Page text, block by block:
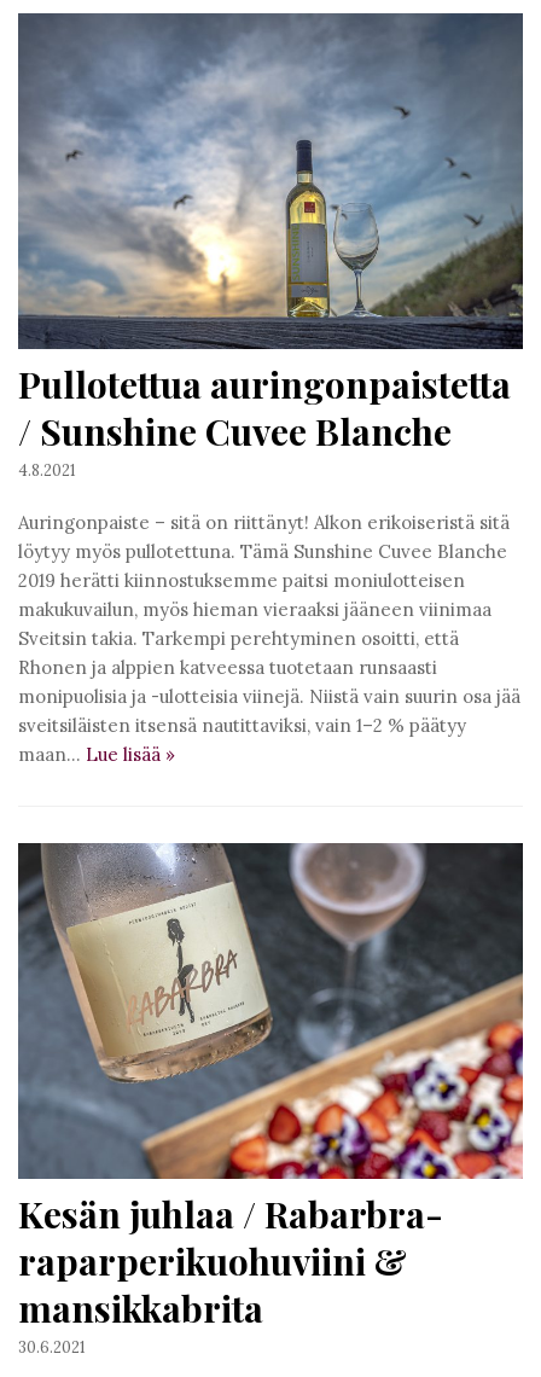
Pullotettua auringonpaistetta
/ Sunshine Cuvee Blanche
4.8.2021
Auringonpaiste – sitä on riittänyt! Alkon erikoiseristä sitä
löytyy myös pullotettuna. Tämä Sunshine Cuvee Blanche
2019 herätti kiinnostuksemme paitsi moniulotteisen
makukuvailun, myös hieman vieraaksi jääneen viinimaa
Sveitsin takia. Tarkempi perehtyminen osoitti, että
Rhonen ja alppien katveessa tuotetaan runsaasti
monipuolisia ja -ulotteisia viinejä. Niistä vain suurin osa jää
sveitsiläisten itsensä nautittaviksi, vain 1–2 % päätyy
maan… Lue lisää »
Kesän juhlaa / Rabarbra-
raparperikuohuviini &
mansikkabrita
30.6.2021